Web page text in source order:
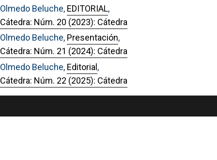
Olmedo Beluche, EDITORIAL,
Cátedra: Núm. 20 (2023): Cátedra
Olmedo Beluche, Presentación,
Cátedra: Núm. 21 (2024): Cátedra
Olmedo Beluche, Editorial,
Cátedra: Núm. 22 (2025): Cátedra